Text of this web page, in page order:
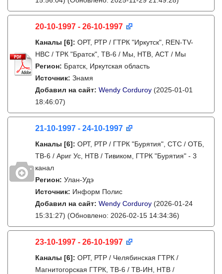
20-10-1997 - 26-10-1997
Каналы [6]: ОРТ, РТР / ГТРК "Иркутск", REN-TV-
НВС / ТРК "Братск", ТВ-6 / Мы, НТВ, АСТ / Мы
Регион: Братск, Иркутская область
Источник: Знамя
Добавил на сайт: Wendy Corduroy (2025-01-01
18:46:07)
21-10-1997 - 24-10-1997
Каналы [6]: ОРТ, РТР / ГТРК "Бурятия", СТС / ОТБ,
ТВ-6 / Ариг Ус, НТВ / Тивиком, ГТРК "Бурятия" - 3
канал
Регион: Улан-Удэ
Источник: Информ Полис
Добавил на сайт: Wendy Corduroy (2026-01-24
15:31:27) (Обновлено: 2026-02-15 14:34:36)
23-10-1997 - 26-10-1997
Каналы [6]: ОРТ, РТР / Челябинская ГТРК /
Магнитогорская ГТРК, ТВ-6 / ТВ-ИН, НТВ /